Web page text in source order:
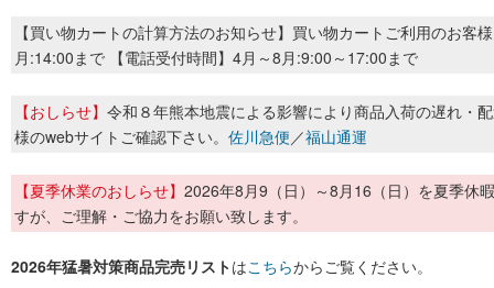
【買い物カートの計算方法のお知らせ】買い物カートご利用のお客
月:14:00まで 【電話受付時間】4月～8月:9:00～17:00まで
【おしらせ】 令和８年熊本地震による影響により商品入荷の遅れ・
様のwebサイトご確認下さい。 佐川急便／福山通運
【夏季休業のおしらせ】 2026年8月9（日）～8月16（日）を夏季休
すが、ご理解・ご協力をお願い致します。
2026年猛暑対策商品完売リストはこちらからご覧ください。